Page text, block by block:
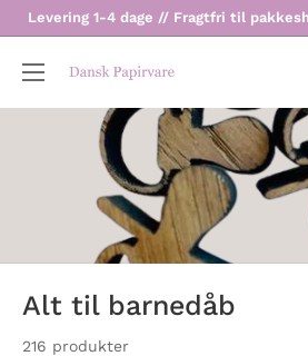
Levering 1-4 dage // Fragtfri til
Dansk
Papirvare
Alt til barnedåb
216 produkter